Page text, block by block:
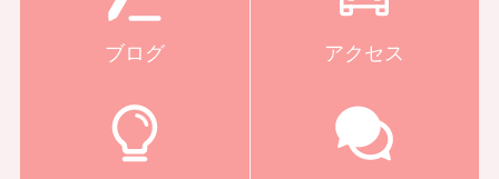
ブログ アクセス